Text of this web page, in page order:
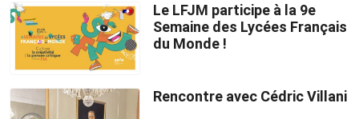
Le LFJM participe à la 9e
Semaine des Lycées Français
du Monde !
Rencontre avec Cédric Villani